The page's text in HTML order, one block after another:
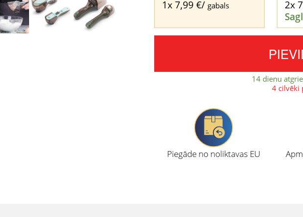
1x7,99€/ gabals 2x
14 dienu
4 cilvēki
Piegāde no noliktavas EU